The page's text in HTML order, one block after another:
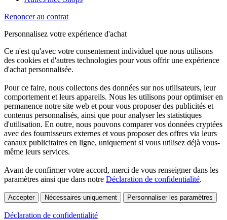
Renoncer au contrat
Personnalisez votre expérience d'achat
Ce n'est qu'avec votre consentement individuel que nous utilisons
des cookies et d'autres technologies pour vous offrir une expérience
d'achat personnalisée.
Pour ce faire, nous collectons des données sur nos utilisateurs, leur
comportement et leurs appareils. Nous les utilisons pour optimiser en
permanence notre site web et pour vous proposer des publicités et
contenus personnalisés, ainsi que pour analyser les statistiques
d'utilisation. En outre, nous pouvons comparer vos données cryptées
avec des fournisseurs externes et vous proposer des offres via leurs
canaux publicitaires en ligne, uniquement si vous utilisez déjà vous-
même leurs services.
Avant de confirmer votre accord, merci de vous renseigner dans les
paramètres ainsi que dans notre Déclaration de confidentialité.
Accepter Nécessaires uniquement Personnaliser les paramètres
Déclaration de confidentialité